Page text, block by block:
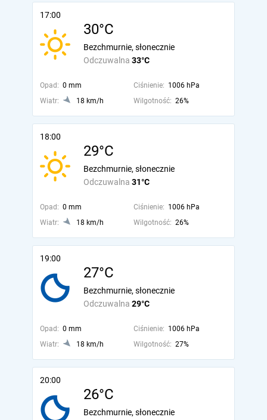
17:00
30°C
Odczuwalna 33°C
Bezchmurnie, słonecznie
Opad: 0 mm Ciśnienie: 1006 hPa
Wiatr:
18 km/h Wilgotność: 26%
18:00
29°C
Odczuwalna 31°C
Bezchmurnie, słonecznie
Opad: 0 mm Ciśnienie: 1006 hPa
Wiatr:
18 km/h Wilgotność: 26%
19:00
27°C
Odczuwalna 29°C
Bezchmurnie, słonecznie
Opad: 0 mm Ciśnienie: 1006 hPa
Wiatr:
18 km/h Wilgotność: 27%
20:00
26°C
Bezchmurnie, słonecznie